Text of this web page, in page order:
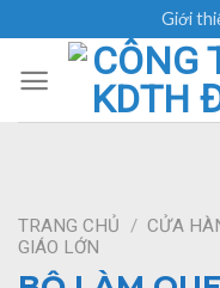
content
Giới
TRANG CHỦ / CỬA
GIÁO LỚN